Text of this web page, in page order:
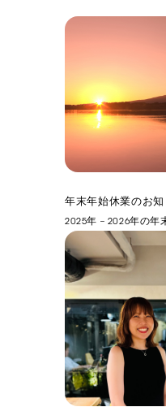
年末年始休業のお
2025年 – 2026年の年